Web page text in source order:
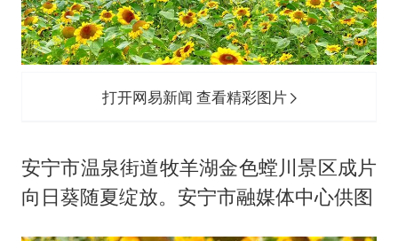
打开网易新闻 查看精彩图片
安宁市温泉街道牧羊湖金色螳川景区成片
向日葵随夏绽放。安宁市融媒体中心供图